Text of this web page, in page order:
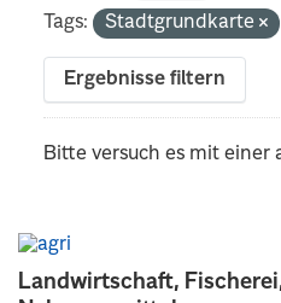
Landwirtschaft,
Tags:
Stadtgrundkarte
Ergebnisse filtern
Bitte versuch es mit einer